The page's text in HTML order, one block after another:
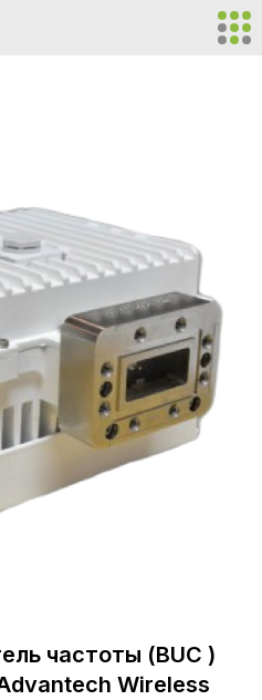
частоты (BUC )
Wireless